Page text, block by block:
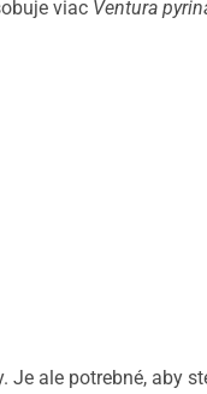
viac Ventura
ale potrebné, aby